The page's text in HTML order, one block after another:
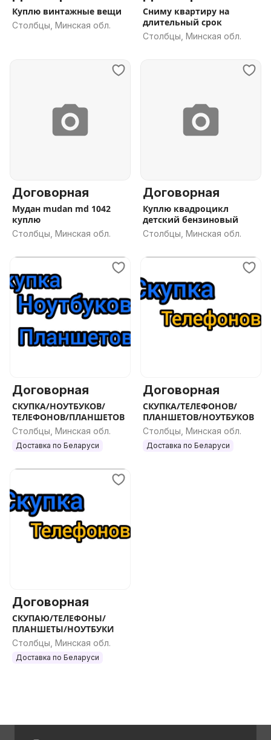
Куплю винтажные вещи
Столбцы, Минская обл.
Сниму квартиру на
длительный срок
Столбцы, Минская обл.
Договорная
Мудан mudan md 1042
куплю
Столбцы, Минская обл.
Договорная
Куплю квадроцикл
детский бензиновый
Столбцы, Минская обл.
Договорная
СКУПКА/НОУТБУКОВ/
ТЕЛЕФОНОВ/ПЛАНШЕТОВ
Столбцы, Минская обл.
Доставка по Беларуси
Договорная
СКУПКА/ТЕЛЕФОНОВ/
ПЛАНШЕТОВ/НОУТБУКОВ
Столбцы, Минская обл.
Доставка по Беларуси
Договорная
СКУПАЮ/ТЕЛЕФОНЫ/
ПЛАНШЕТЫ/НОУТБУКИ
Столбцы, Минская обл.
Доставка по Беларуси